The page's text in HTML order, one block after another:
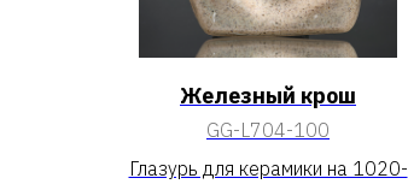
Железный крош
GG-L704-100
Глазурь для керамики на 1020-